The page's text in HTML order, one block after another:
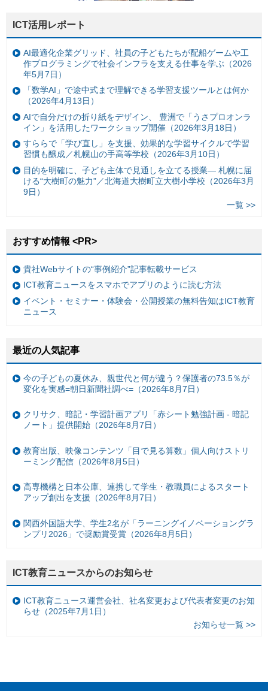
ICT活用レポート
AI最適化企業グリッド、社員の子どもたちが配船ゲームや工
作プログラミングで社会インフラを支える仕事を学ぶ（2026
年5月7日）
「数学AI」で途中式まで理解できる学習支援ツールとは何か
（2026年4月13日）
AIで自分だけの折り紙をデザイン、 豊洲で「うさプロオンラ
イン」を活用したワークショップ開催（2026年3月18日）
すららで「学び直し」を支援、効果的な学習サイクルで学習
習慣も醸成／札幌山の手高等学校（2026年3月10日）
目的を明確に、子ども主体で見通しを立てる授業— 札幌に届
ける“大樹町の魅力”／北海道大樹町立大樹小学校（2026年3月
9日）
一覧 >>
おすすめ情報 <PR>
貴社Webサイトの“事例紹介”記事転載サービス
ICT教育ニュースをスマホでアプリのように読む方法
イベント・セミナー・体験会・公開授業の無料告知はICT教育
ニュース
最近の人気記事
今の子どもの夏休み、親世代と何が違う？保護者の73.5％が
変化を実感=朝日新聞社調べ=（2026年8月7日）
クリサク、暗記・学習計画アプリ「赤シート勉強計画 - 暗記
ノート」提供開始（2026年8月7日）
教育出版、映像コンテンツ「目で見る算数」個人向けストリ
ーミング配信（2026年8月5日）
高専機構と日本公庫、連携して学生・教職員によるスタート
アップ創出を支援（2026年8月7日）
関西外国語大学、学生2名が「ラーニングイノベーショングラ
ンプリ2026」で奨励賞受賞（2026年8月5日）
ICT教育ニュースからのお知らせ
ICT教育ニュース運営会社、社名変更および代表者変更のお知
らせ（2025年7月1日）
お知らせ一覧 >>